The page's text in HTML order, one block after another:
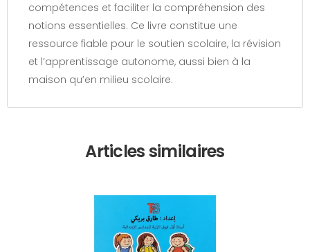
compétences et faciliter la compréhension des
notions essentielles. Ce livre constitue une
ressource fiable pour le soutien scolaire, la révision
et l’apprentissage autonome, aussi bien à la
maison qu’en milieu scolaire.
Articles similaires